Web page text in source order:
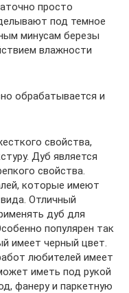
просто
под темное
минусам березы
влажности
обрабатывается и
свойства,
Дуб является
свойства.
которые имеют
вида. Отличный
дуб для
популярен так
имеет черный цвет.
любителей имеет
иметь под рукой
фанеру и паркетную